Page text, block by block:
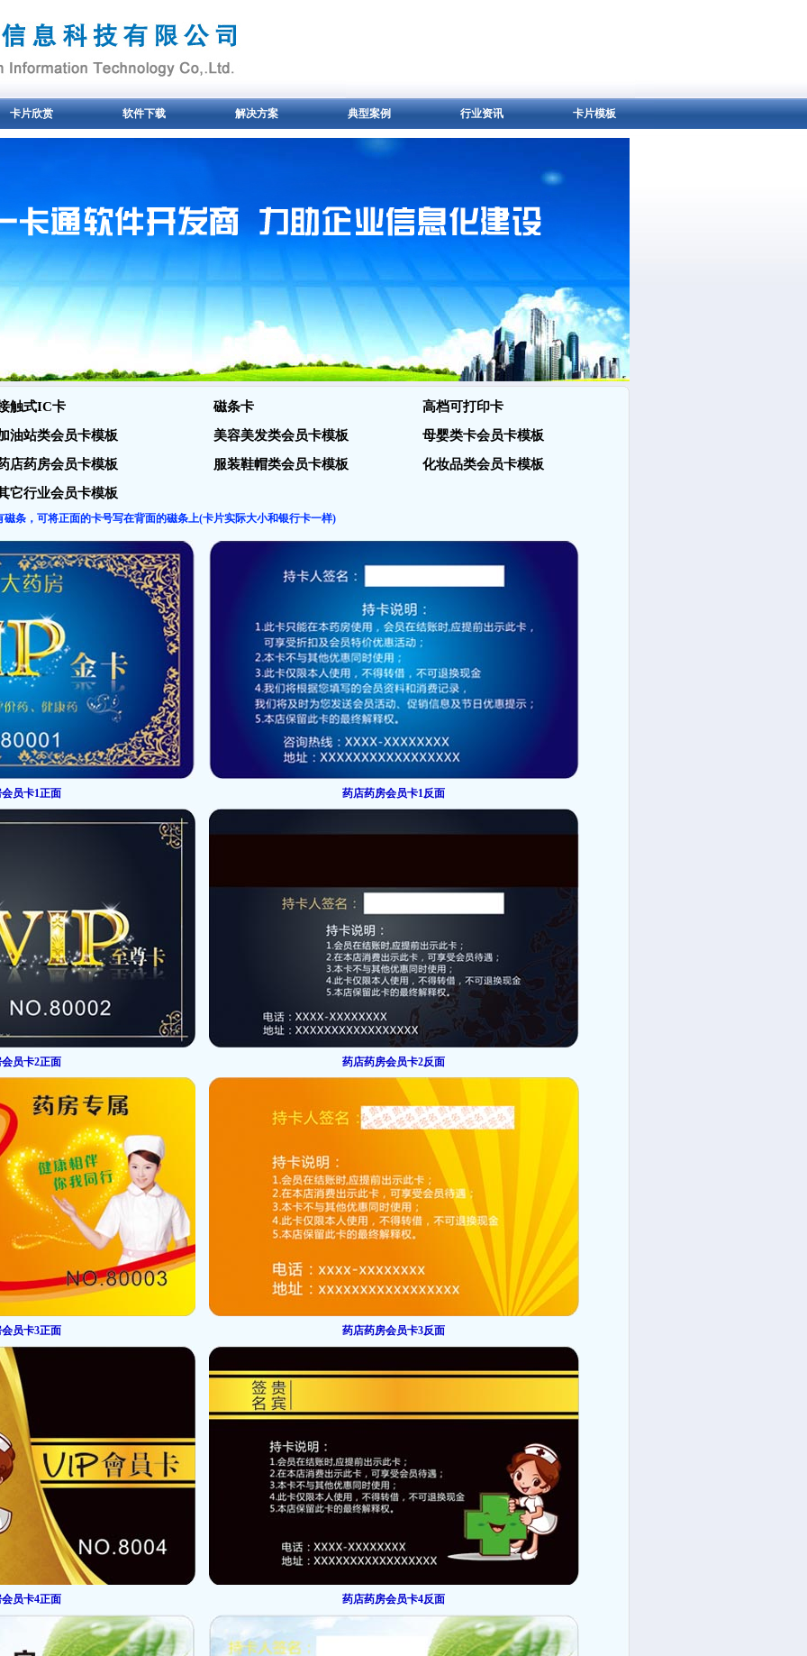
卡片欣赏 软件下载 解决方案 典型案例 行业资讯 卡片模板
触式IC卡 磁条卡
高档可打印卡
油站类会员卡模板
美容美发类会员卡模板
母婴类卡会员卡模板
店药房会员卡模板
服装鞋帽类会员卡模板
化妆品类会员卡模板
它行业会员卡模板
条，可将正面的卡号写在背面的磁条上(卡片实际大小和银行卡一样)
员卡1正面 药店药房会员卡1反面
员卡2正面 药店药房会员卡2反面
员卡3正面 药店药房会员卡3反面
员卡4正面 药店药房会员卡4反面